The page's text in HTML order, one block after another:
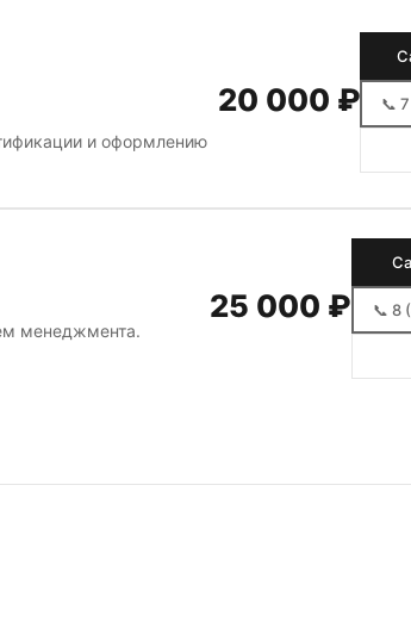
и оформлению
20 000 ₽ 📞
менеджмента.
25 000 ₽ 📞 8